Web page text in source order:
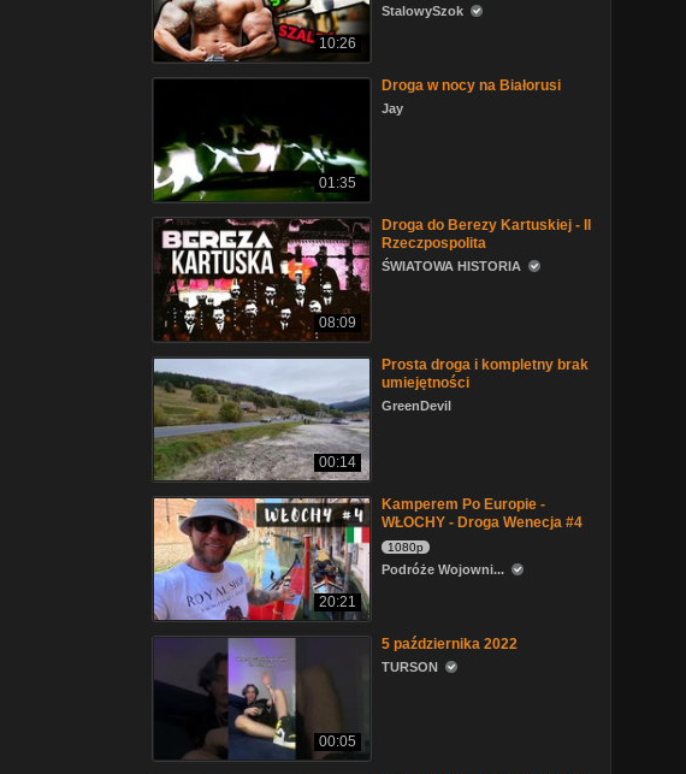
10:26
StalowySzok
01:35
Droga w nocy na Białorusi
Jay
08:09
Droga do Berezy Kartuskiej - II
Rzeczpospolita
ŚWIATOWA HISTORIA
00:14
Prosta droga i kompletny brak
umiejętności
GreenDevil
20:21
Kamperem Po Europie -
WŁOCHY - Droga Wenecja #4
1080p
Podróże Wojowni...
00:05
5 października 2022
TURSON